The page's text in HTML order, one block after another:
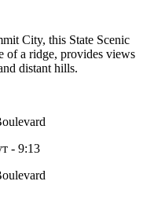
City, this State Scenic
of a ridge, provides views
distant hills.
- 9:13